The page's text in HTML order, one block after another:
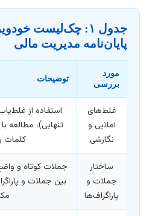
جدول ۱: چک‌لیست
پایان‌نامه مدیریت مالی
مورد
بررسی
توضیحات
غلط‌های
املایی و
نگارشی
استفاده از
تنهایی)، مطالعه
کلمات
ساختار
جملات و
پاراگراف‌ها
جملات کوتاه و
بین جملات و